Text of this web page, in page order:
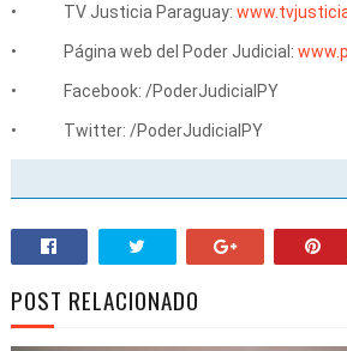
• TV Justicia Paraguay:
• Página web del Poder Judicial:
• Facebook: /PoderJudicialPY
• Twitter: /PoderJudicialPY
POST RELACIONADO